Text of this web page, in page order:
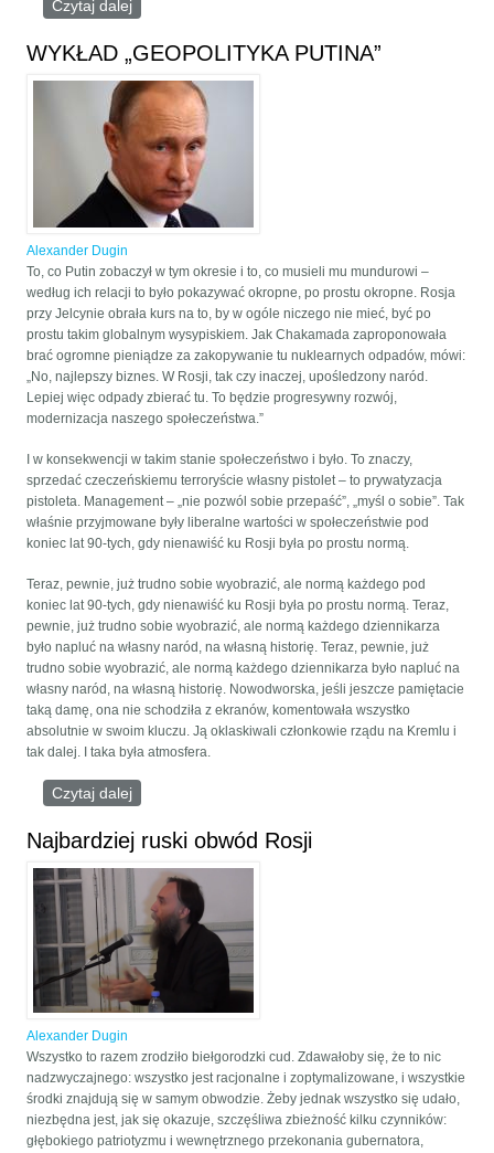
Czytaj dalej
WYKŁAD „GEOPOLITYKA PUTINA”
Alexander Dugin
To, co Putin zobaczył w tym okresie i to, co musieli mu mundurowi –
według ich relacji to było pokazywać okropne, po prostu okropne. Rosja
przy Jelcynie obrała kurs na to, by w ogóle niczego nie mieć, być po
prostu takim globalnym wysypiskiem. Jak Chakamada zaproponowała
brać ogromne pieniądze za zakopywanie tu nuklearnych odpadów, mówi:
„No, najlepszy biznes. W Rosji, tak czy inaczej, upośledzony naród.
Lepiej więc odpady zbierać tu. To będzie progresywny rozwój,
modernizacja naszego społeczeństwa.”
I w konsekwencji w takim stanie społeczeństwo i było. To znaczy,
sprzedać czeczeńskiemu terroryście własny pistolet – to prywatyzacja
pistoleta. Management – „nie pozwól sobie przepaść”, „myśl o sobie”. Tak
właśnie przyjmowane były liberalne wartości w społeczeństwie pod
koniec lat 90-tych, gdy nienawiść ku Rosji była po prostu normą.
Teraz, pewnie, już trudno sobie wyobrazić, ale normą każdego pod
koniec lat 90-tych, gdy nienawiść ku Rosji była po prostu normą. Teraz,
pewnie, już trudno sobie wyobrazić, ale normą każdego dziennikarza
było napluć na własny naród, na własną historię. Teraz, pewnie, już
trudno sobie wyobrazić, ale normą każdego dziennikarza było napluć na
własny naród, na własną historię. Nowodworska, jeśli jeszcze pamiętacie
taką damę, ona nie schodziła z ekranów, komentowała wszystko
absolutnie w swoim kluczu. Ją oklaskiwali członkowie rządu na Kremlu i
tak dalej. I taka była atmosfera.
Czytaj dalej
Najbardziej ruski obwód Rosji
Alexander Dugin
Wszystko to razem zrodziło biełgorodzki cud. Zdawałoby się, że to nic
nadzwyczajnego: wszystko jest racjonalne i zoptymalizowane, i wszystkie
środki znajdują się w samym obwodzie. Żeby jednak wszystko się udało,
niezbędna jest, jak się okazuje, szczęśliwa zbieżność kilku czynników:
głębokiego patriotyzmu i wewnętrznego przekonania gubernatora,